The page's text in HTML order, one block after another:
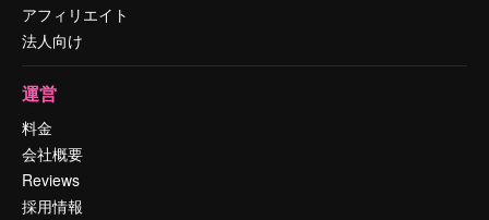
アフィリエイト
法人向け
運営
料金
会社概要
Reviews
採用情報